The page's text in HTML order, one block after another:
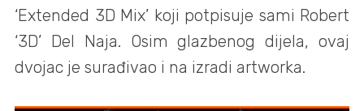
‘Extended 3D Mix’ koji potpisuje sami Robert
‘3D’ Del Naja. Osim glazbenog dijela, ovaj
dvojac je surađivao i na izradi artworka.